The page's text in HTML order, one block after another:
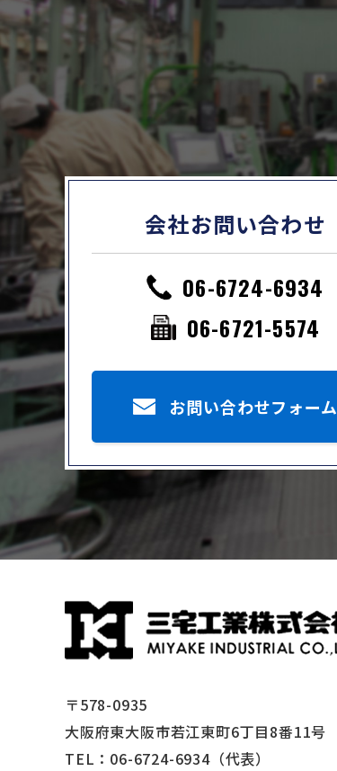
会社お問い合わせ
06-6724-6934
06-6721-5574
お問い合わせフォーム
〒578-0935
大阪府東大阪市若江東町6丁目8番11号
TEL： 06-6724-6934（代表）